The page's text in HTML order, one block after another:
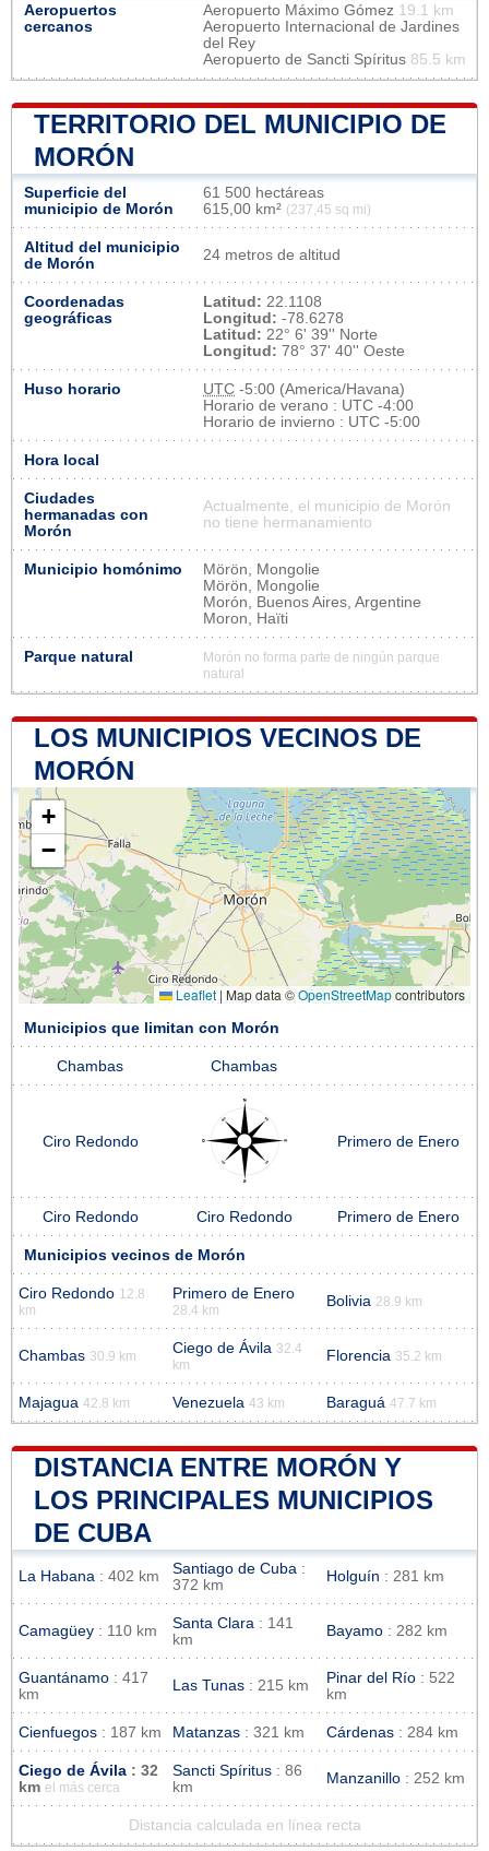
Aeropuertos
cercanos
Aeropuerto Máximo Gómez 19.1 km
Aeropuerto Internacional de Jardines
del Rey
Aeropuerto de Sancti Spíritus 85.5 km
TERRITORIO DEL MUNICIPIO DE
MORÓN
Superficie del
municipio de Morón
61 500 hectáreas
615,00 km² (237,45 sq mi)
Altitud del municipio
de Morón
24 metros de altitud
Coordenadas
geográficas
Latitud: 22.1108
Longitud: -78.6278
Latitud: 22° 6' 39'' Norte
Longitud: 78° 37' 40'' Oeste
Huso horario UTC -5:00 (America/Havana)
Horario de verano : UTC -4:00
Horario de invierno : UTC -5:00
Hora local
Ciudades
hermanadas con
Morón
Actualmente, el municipio de Morón
no tiene hermanamiento
Municipio homónimo
Mörön, Mongolie
Mörön, Mongolie
Morón, Buenos Aires, Argentine
Moron, Haïti
Parque natural
Morón no forma parte de ningún parque
natural
LOS MUNICIPIOS VECINOS DE
MORÓN
+
−
Leaflet | Map data ©OpenStreetMapcontributors
Municipios que limitan con Morón
Chambas Chambas
Ciro Redondo Primero de Enero
Ciro Redondo Ciro Redondo Primero de Enero
Municipios vecinos de Morón
Ciro Redondo 12.8
km
Primero de Enero
28.4 km
Bolivia 28.9 km
Chambas 30.9 km Ciego de Ávila 32.4
km
Florencia 35.2 km
Majagua 42.8 km Venezuela 43 km Baraguá 47.7 km
DISTANCIA ENTRE MORÓN Y
LOS PRINCIPALES MUNICIPIOS
DE CUBA
La Habana : 402 km Santiago de Cuba :
372 km
Holguín : 281 km
Camagüey : 110 km Santa Clara : 141
km
Bayamo : 282 km
Guantánamo : 417
km
Las Tunas : 215 km Pinar del Río : 522
km
Cienfuegos : 187 km Matanzas : 321 km Cárdenas : 284 km
Ciego de Ávila : 32
km el más cerca
Sancti Spíritus : 86
km
Manzanillo : 252 km
Distancia calculada en línea recta